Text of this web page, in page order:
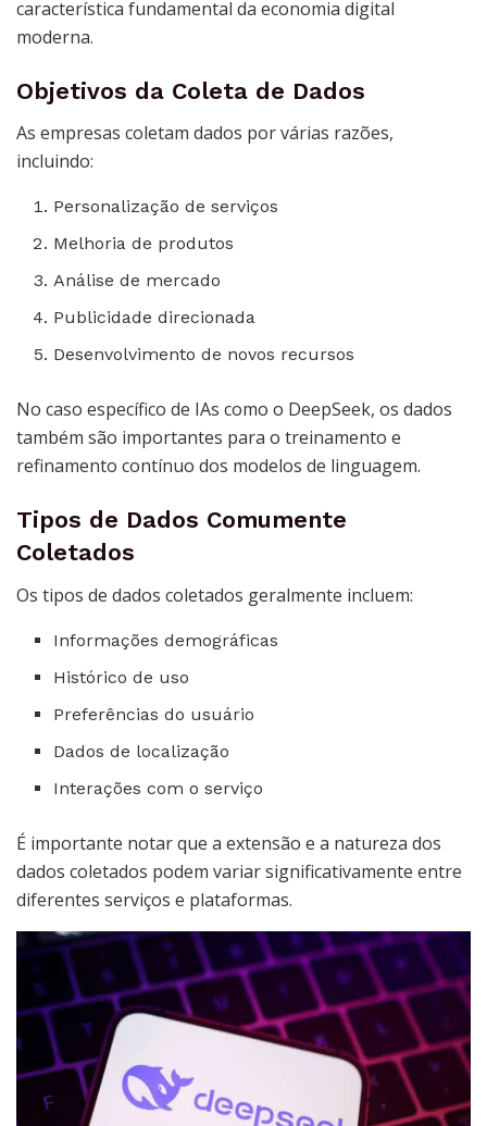
característica fundamental da economia digital
moderna.
Objetivos da Coleta de Dados
As empresas coletam dados por várias razões,
incluindo:
Personalização de serviços
Melhoria de produtos
Análise de mercado
Publicidade direcionada
Desenvolvimento de novos recursos
No caso específico de IAs como o DeepSeek, os dados
também são importantes para o treinamento e
refinamento contínuo dos modelos de linguagem.
Tipos de Dados Comumente
Coletados
Os tipos de dados coletados geralmente incluem:
Informações demográficas
Histórico de uso
Preferências do usuário
Dados de localização
Interações com o serviço
É importante notar que a extensão e a natureza dos
dados coletados podem variar significativamente entre
diferentes serviços e plataformas.